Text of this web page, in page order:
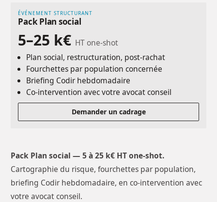
ÉVÉNEMENT STRUCTURANT
Pack Plan social
5–25 k€ HT one-shot
Plan social, restructuration, post-rachat
Fourchettes par population concernée
Briefing Codir hebdomadaire
Co-intervention avec votre avocat conseil
Demander un cadrage
Pack Plan social — 5 à 25 k€ HT one-shot.
Cartographie du risque, fourchettes par population,
briefing Codir hebdomadaire, en co-intervention avec
votre avocat conseil.